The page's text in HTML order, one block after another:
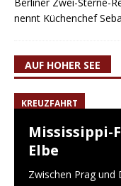
nennt Küchenchef
AUF HOHER SEE
KREUZFAHRT
Mississippi-
Elbe
Zwischen Prag und